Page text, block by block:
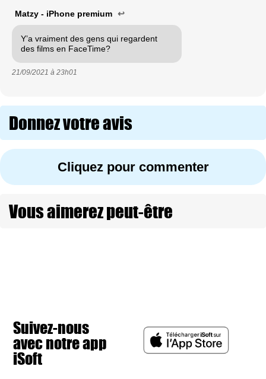
Matzy - iPhone premium ↩
Y’a vraiment des gens qui regardent
des films en FaceTime?
21/09/2021 à 23h01
Donnez votre avis
Cliquez pour commenter
Vous aimerez peut-être
Suivez-nous
avec notre app
iSoft